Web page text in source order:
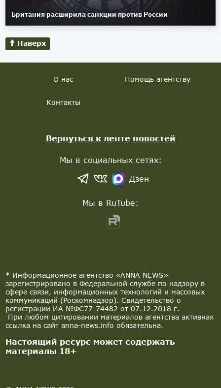
Британия расширила санкции против России
Наверх
* Информационное агентство «ANNA NEWS»
зарегистрировано в Федеральной службе по надзору в
сфере связи, информационных технологий и массовых
коммуникаций (Роскомнадзор). Свидетельство о
регистрации ИА №ФС77-74482 от 07.12.2018 г.
При любом цитировании материалов агентства активная
ссылка на сайт anna-news.info обязательна.
Настоящий ресурс может содержать
материалы 18+
О нас Помощь агентству
Контакты
Вернуться к ленте новостей
Мы в социальных сетях:
Дзен
Мы в RuTube: